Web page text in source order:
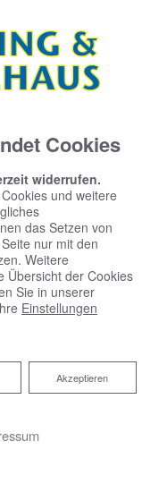
Steding &
KG
im Mittelpunkt
wohlfühlen?
Cookies
widerrufen.
und weitere
das Setzen von
nur mit den
Weitere
Übersicht der Cookies
Sie in unserer
Einstellungen
Akzeptieren